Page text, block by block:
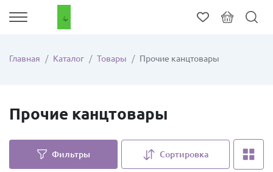
Главная Каталог Товары Прочие канцтовары
Прочие канцтовары
Фильтры Сортировка